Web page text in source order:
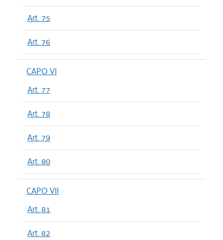
Art. 75
Art. 76
CAPO VI
Art. 77
Art. 78
Art. 79
Art. 80
CAPO VII
Art. 81
Art. 82